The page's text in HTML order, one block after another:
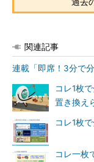
関連記事
連載「即席！3分で
コレ1枚
置き換え
コレ1枚
コレ一枚